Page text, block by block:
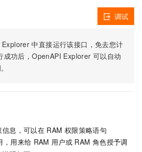
Explorer 中直接运行该接口，免去您计
成功后，OpenAPI Explorer 可以自动
调试
信息，可以在 RAM 权限策略语句
，用来给 RAM 用户或 RAM 角色授予调